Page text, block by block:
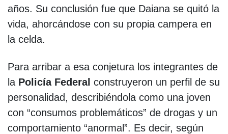
años. Su conclusión fue que Daiana se quitó la
vida, ahorcándose con su propia campera en
la celda.
Para arribar a esa conjetura los integrantes de
la Policía Federal construyeron un perfil de su
personalidad, describiéndola como una joven
con “consumos problemáticos” de drogas y un
comportamiento “anormal”. Es decir, según